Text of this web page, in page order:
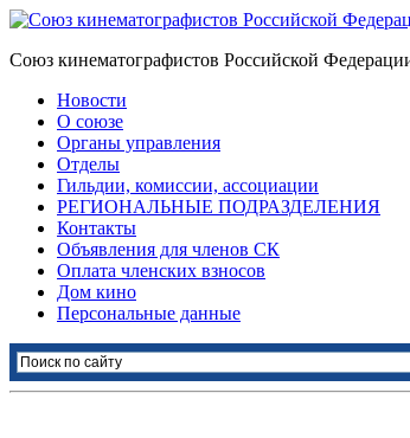
Союз кинематографистов Российской
Новости
О союзе
Органы управления
Отделы
Гильдии, комиссии, ассоциации
РЕГИОНАЛЬНЫЕ ПОДРАЗДЕЛЕНИЯ
Контакты
Объявления для членов СК
Оплата членских взносов
Дом кино
Персональные данные